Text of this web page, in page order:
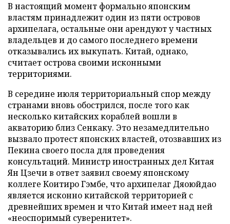
В настоящий момент формально японским
властям принадлежит один из пяти островов
архипелага, остальные они арендуют у частных
владельцев и до самого последнего времени
отказывались их выкупать. Китай, однако,
считает острова своими исконными
территориями.
В середине июля территориальный спор между
странами вновь обострился, после того как
несколько китайских кораблей вошли в
акваторию близ Сенкаку. Это незамедлительно
вызвало протест японских властей, отозвавших из
Пекина своего посла для проведения
консультаций. Министр иностранных дел Китая
Ян Цзечи в ответ заявил своему японскому
коллеге Коитиро Гэмбе, что архипелаг Дяоюйдао
является исконно китайской территорией с
древнейших времен и что Китай имеет над ней
«неоспоримый суверенитет».